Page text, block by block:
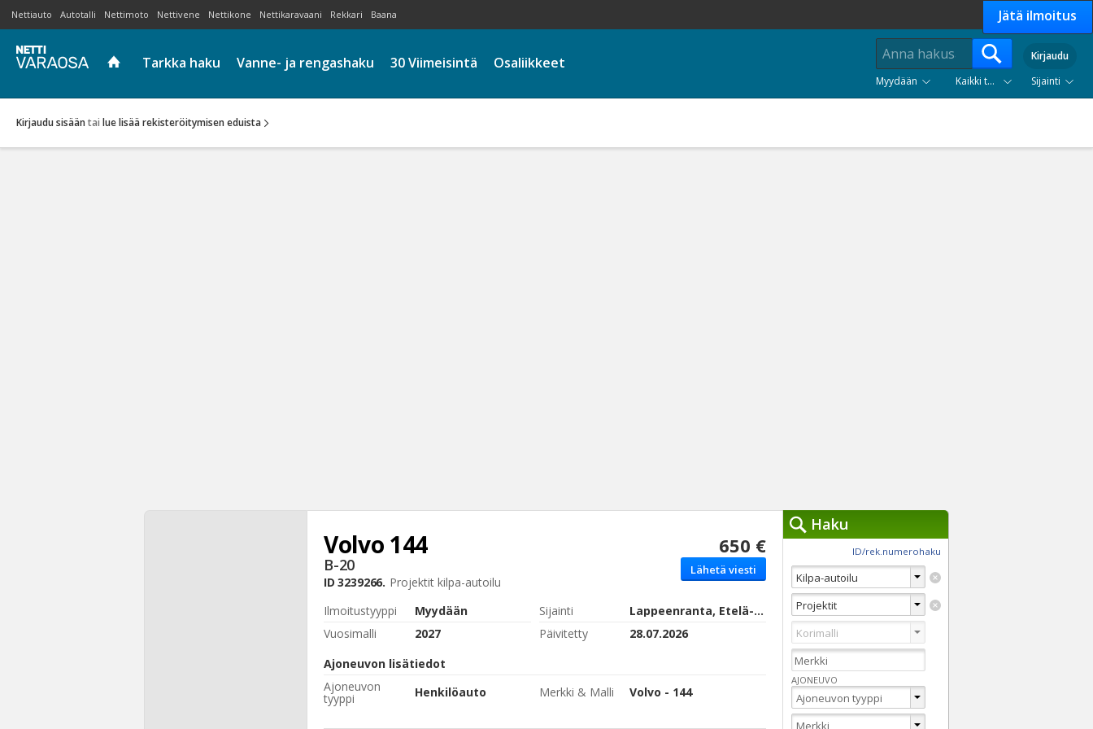
Nettiauto Autotalli Nettimoto Nettivene Nettikone Nettikaravaani Rekkari Baana Jätä ilmoitus
Tarkka haku Vanne- ja rengashaku 30 Viimeisintä Osaliikkeet
Kirjaudu
Myydään
Kaikki tuoteryhmät Sijainti
Kirjaudu sisään tai lue lisää rekisteröitymisen eduista
650 €
Lähetä viesti
Volvo 144
B-20
ID3239266. Projektitkilpa-autoilu
Ilmoitustyyppi
Myydään Sijainti
Lappeenranta, Etelä-Karjala
Vuosimalli
2027 Päivitetty
28.07.2026
Ajoneuvon lisätiedot
Ajoneuvon
tyyppi Henkilöauto Merkki & Malli Volvo - 144
Haku
Hakutyökalut »
Tyhjennä haut
ID/rek.numerohaku
AJONEUVO